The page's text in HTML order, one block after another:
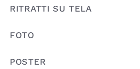
RITRATTI SU TELA
FOTO
POSTER